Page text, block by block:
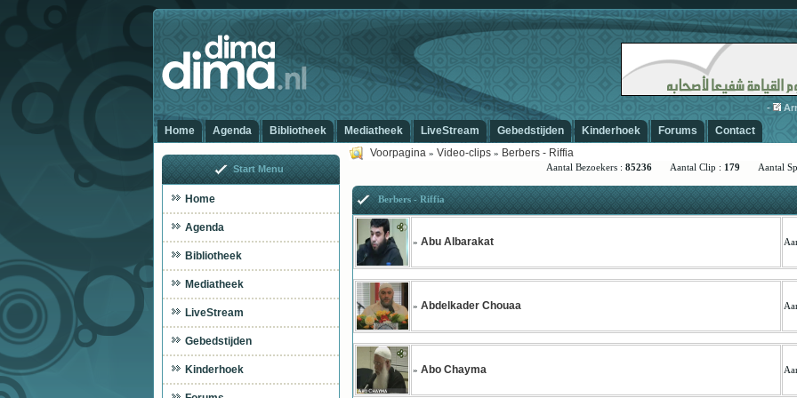
Arrad
Home Agenda Bibliotheek Mediatheek LiveStream Gebedstijden Kinderhoek Forums
Contact
Voorpagina » Video-clips » Berbers - Riffia
Aantal Bezoekers : 85236 Aantal Clip : 179 Aantal
Berbers - Riffia
» Abu Albarakat
» Abdelkader Chouaa
» Abo Chayma
Start Menu
Home
Agenda
Bibliotheek
Mediatheek
LiveStream
Gebedstijden
Kinderhoek